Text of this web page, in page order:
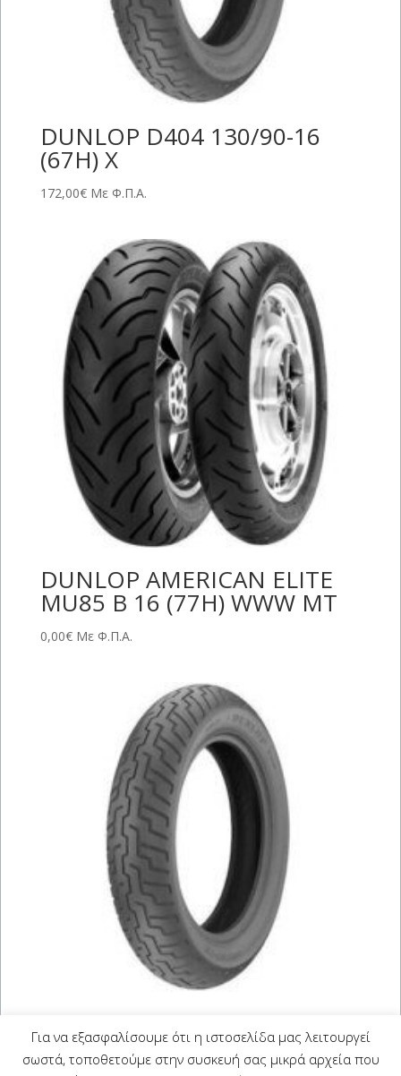
DUNLOP D404 130/90-16
(67H) X
172,00€ Με Φ.Π.Α.
DUNLOP AMERICAN ELITE
MU85 B 16 (77H) WWW MT
0,00€ Με Φ.Π.Α.
DUNLOP D404 130/90-16
(67S)
Για να εξασφαλίσουμε ότι η ιστοσελίδα μας λειτουργεί
σωστά, τοποθετούμε στην συσκευή σας μικρά αρχεία που